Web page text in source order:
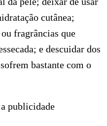
cutânea;
fragrâncias que
e descuidar dos
bastante com o
publicidade